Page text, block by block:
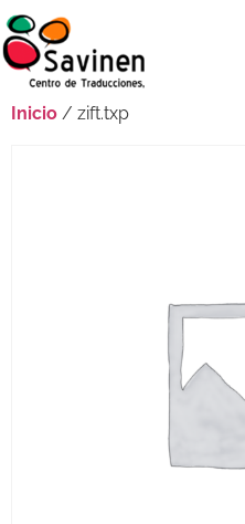
Inicio / zift.txp